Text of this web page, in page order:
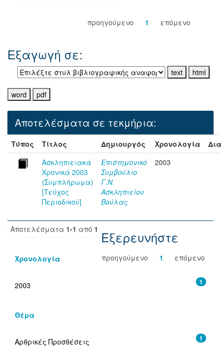
προηγούμενο 1 επόμενο
Εξαγωγή σε:
Αποτελέσματα σε τεκμήρια:
Τύπος Τίτλος Δημιουργός Χρονολογία
Ασκληπιειακά
Χρονικά 2003
(Συμπλήρωμα)
[Τεύχος
Περιοδικού]
Επιστημονικό
Συμβούλιο
Γ.Ν.
Ασκληπιείου
Βούλας
2003
Αποτελέσματα 1-1 από 1
προηγούμενο 1 επόμενο
Εξερευνήστε
Χρονολογία
1
2003
Θέμα
1
Αρθρικές Προσθέσεις